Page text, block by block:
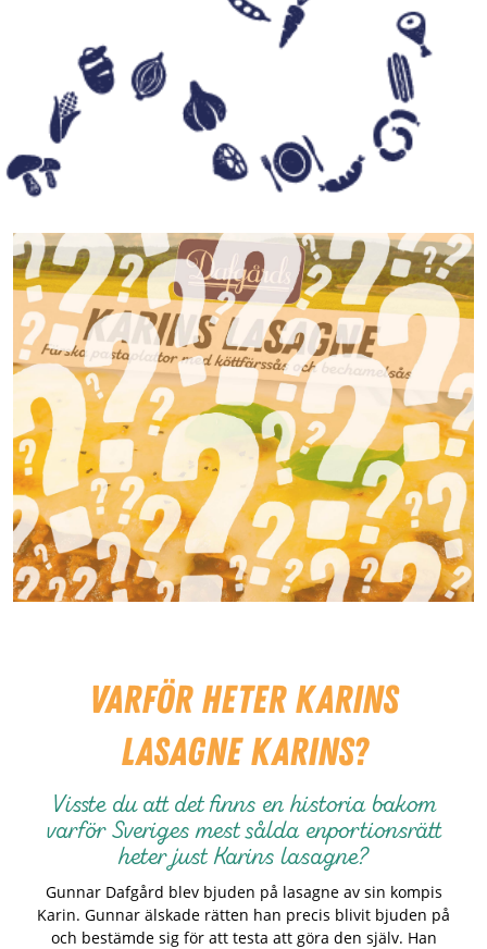
Varför heter Karins
Lasagne Karins?
Visste du att det finns en historia bakom
varför Sveriges mest sålda enportionsrätt
heter just Karins lasagne?
Gunnar Dafgård blev bjuden på lasagne av sin kompis
Karin. Gunnar älskade rätten han precis blivit bjuden på
och bestämde sig för att testa att göra den själv. Han